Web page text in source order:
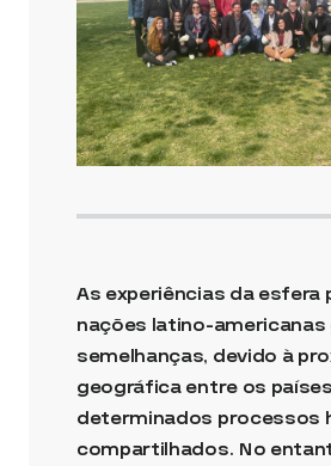
As experiências da esfera
nações latino-americanas
semelhanças, devido à
geográfica entre os
determinados processos
compartilhados. No